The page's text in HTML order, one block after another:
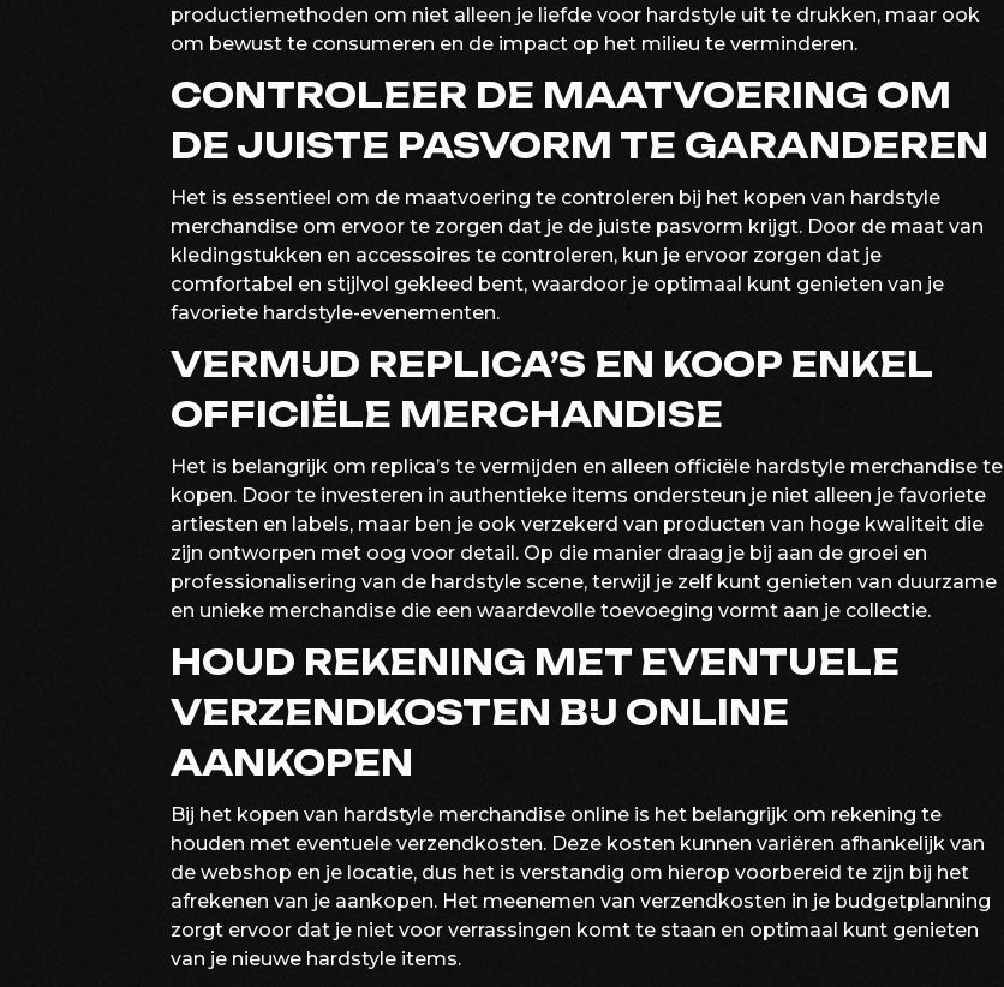
productiemethoden om niet alleen je liefde voor hardstyle uit te drukken, maar ook
om bewust te consumeren en de impact op het milieu te verminderen.
CONTROLEER DE MAATVOERING OM
DE JUISTE PASVORM TE GARANDEREN
Het is essentieel om de maatvoering te controleren bij het kopen van hardstyle
merchandise om ervoor te zorgen dat je de juiste pasvorm krijgt. Door de maat van
kledingstukken en accessoires te controleren, kun je ervoor zorgen dat je
comfortabel en stijlvol gekleed bent, waardoor je optimaal kunt genieten van je
favoriete hardstyle-evenementen.
VERMIJD REPLICA’S EN KOOP ENKEL
OFFICIËLE MERCHANDISE
Het is belangrijk om replica’s te vermijden en alleen officiële hardstyle merchandise te
kopen. Door te investeren in authentieke items ondersteun je niet alleen je favoriete
artiesten en labels, maar ben je ook verzekerd van producten van hoge kwaliteit die
zijn ontworpen met oog voor detail. Op die manier draag je bij aan de groei en
professionalisering van de hardstyle scene, terwijl je zelf kunt genieten van duurzame
en unieke merchandise die een waardevolle toevoeging vormt aan je collectie.
HOUD REKENING MET EVENTUELE
VERZENDKOSTEN BIJ ONLINE
AANKOPEN
Bij het kopen van hardstyle merchandise online is het belangrijk om rekening te
houden met eventuele verzendkosten. Deze kosten kunnen variëren afhankelijk van
de webshop en je locatie, dus het is verstandig om hierop voorbereid te zijn bij het
afrekenen van je aankopen. Het meenemen van verzendkosten in je budgetplanning
zorgt ervoor dat je niet voor verrassingen komt te staan en optimaal kunt genieten
van je nieuwe hardstyle items.